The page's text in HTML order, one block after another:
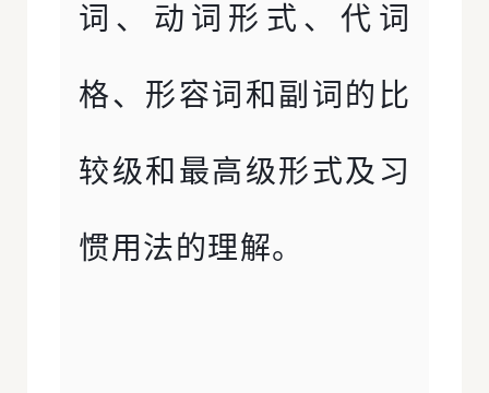
词、动词形式、代词
格、形容词和副词的比
较级和最高级形式及习
惯用法的理解。